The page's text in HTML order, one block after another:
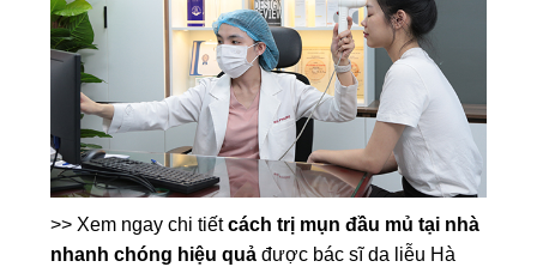
>> Xem ngay chi tiếtcách trị mụn đầu mủ tại nhà
nhanh chóng hiệu quả được bác sĩ da liễu Hà